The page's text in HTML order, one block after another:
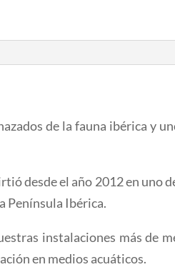
de la fauna ibérica y
desde el año 2012 en uno
Península Ibérica.
instalaciones más de
en medios acuáticos.